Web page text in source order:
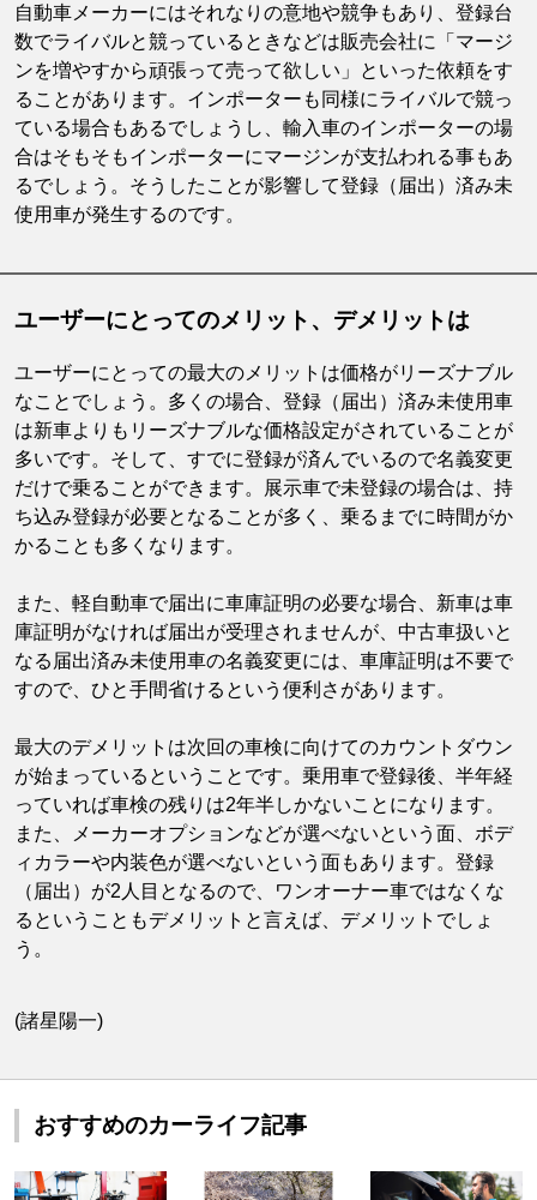
自動車メーカーにはそれなりの意地や競争もあり、登録台
数でライバルと競っているときなどは販売会社に「マージ
ンを増やすから頑張って売って欲しい」といった依頼をす
ることがあります。インポーターも同様にライバルで競っ
ている場合もあるでしょうし、輸入車のインポーターの場
合はそもそもインポーターにマージンが支払われる事もあ
るでしょう。そうしたことが影響して登録（届出）済み未
使用車が発生するのです。
ユーザーにとってのメリット、デメリットは
ユーザーにとっての最大のメリットは価格がリーズナブル
なことでしょう。多くの場合、登録（届出）済み未使用車
は新車よりもリーズナブルな価格設定がされていることが
多いです。そして、すでに登録が済んでいるので名義変更
だけで乗ることができます。展示車で未登録の場合は、持
ち込み登録が必要となることが多く、乗るまでに時間がか
かることも多くなります。
また、軽自動車で届出に車庫証明の必要な場合、新車は車
庫証明がなければ届出が受理されませんが、中古車扱いと
なる届出済み未使用車の名義変更には、車庫証明は不要で
すので、ひと手間省けるという便利さがあります。
最大のデメリットは次回の車検に向けてのカウントダウン
が始まっているということです。乗用車で登録後、半年経
っていれば車検の残りは2年半しかないことになります。
また、メーカーオプションなどが選べないという面、ボデ
ィカラーや内装色が選べないという面もあります。登録
（届出）が2人目となるので、ワンオーナー車ではなくな
るということもデメリットと言えば、デメリットでしょ
う。
(諸星陽一)
おすすめのカーライフ記事